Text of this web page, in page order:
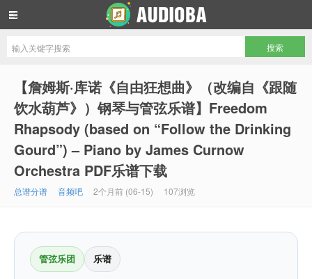
【詹姆斯·库诺《自由狂想曲》（改编自《跟随
饮水葫芦》）钢琴与管弦乐谱】Freedom
Rhapsody (based on “Follow the Drinking
Gourd”) – Piano by James Curnow
Orchestra PDF乐谱下载
总谱分谱 音频吧 2个月前 (06-15) 107浏览
管弦乐团 乐谱